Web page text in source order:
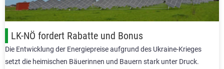
LK-NÖ fordert Rabatte und Bonus
Die Entwicklung der Energiepreise aufgrund des Ukraine-Krieges
setzt die heimischen Bäuerinnen und Bauern stark unter Druck.